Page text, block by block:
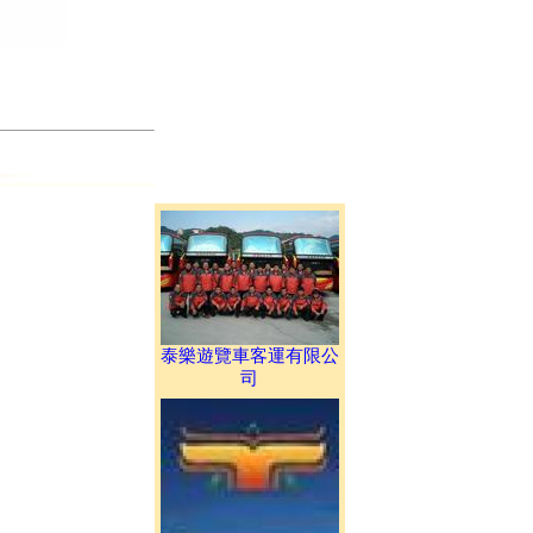
泰樂遊覽車客運有限公
司